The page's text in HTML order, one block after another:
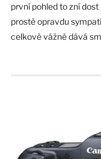
první pohled to zní
prostě opravdu
celkově vážně dává